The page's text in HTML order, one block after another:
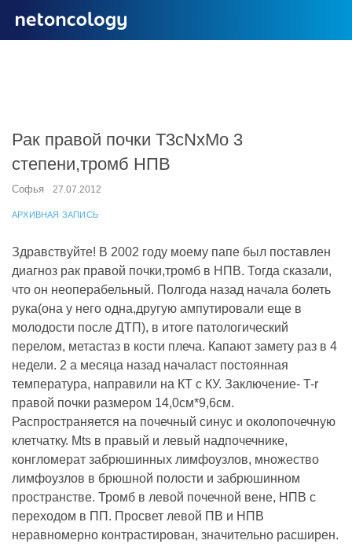
Рак правой почки T3cNxMo 3
степени,тромб НПВ
Софья 27.07.2012
АРХИВНАЯ ЗАПИСЬ
Здравствуйте! В 2002 году моему папе был поставлен
диагноз рак правой почки,тромб в НПВ. Тогда сказали,
что он неоперабельный. Полгода назад начала болеть
рука(она у него одна,другую ампутировали еще в
молодости после ДТП), в итоге патологический
перелом, метастаз в кости плеча. Капают замету раз в 4
недели. 2 а месяца назад началаст постоянная
температура, направили на КТ с КУ. Заключение- T-r
правой почки размером 14,0см*9,6см.
Распространяется на почечный синус и околопочечную
клетчатку. Mts в правый и левый надпочечнике,
конгломерат забрюшинных лимфоузлов, множество
лимфоузлов в брюшной полости и забрюшинном
пространстве. Тромб в левой почечной вене, НПВ с
переходом в ПП. Просвет левой ПВ и НПВ
неравномерно контрастирован, значительно расширен.